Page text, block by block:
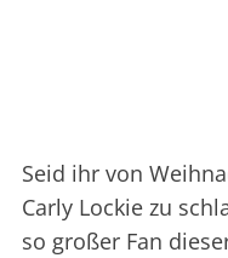
Seid ihr von
Carly Lockie zu
so großer Fan